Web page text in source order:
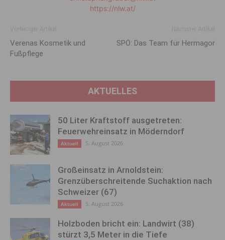
https://nlw.at/
Verenas Kosmetik und
Fußpflege
SPÖ: Das Team für Hermagor
AKTUELLES
50 Liter Kraftstoff ausgetreten:
Feuerwehreinsatz in Möderndorf
Aktuell 5. August 2026
Großeinsatz in Arnoldstein:
Grenzüberschreitende Suchaktion nach
Schweizer (67)
Aktuell 5. August 2026
Holzboden bricht ein: Landwirt (38)
stürzt 3,5 Meter in die Tiefe